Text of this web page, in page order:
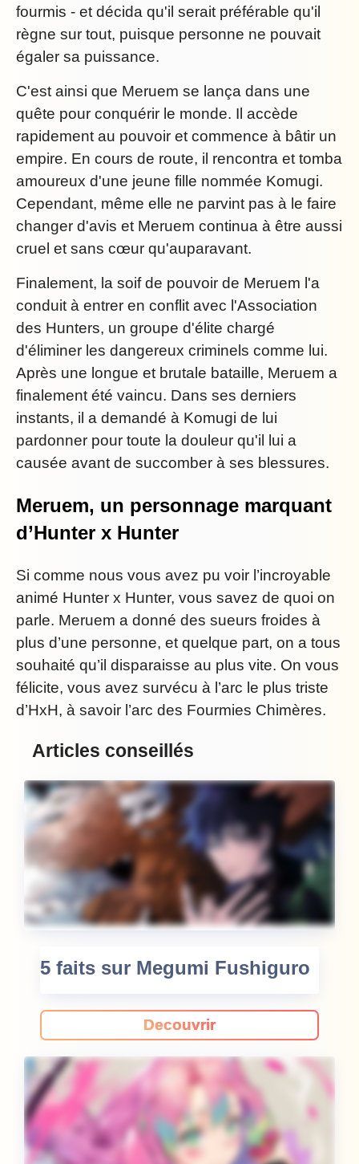
fourmis - et décida qu'il serait préférable qu'il
règne sur tout, puisque personne ne pouvait
égaler sa puissance.
C'est ainsi que Meruem se lança dans une
quête pour conquérir le monde. Il accède
rapidement au pouvoir et commence à bâtir un
empire. En cours de route, il rencontra et tomba
amoureux d'une jeune fille nommée Komugi.
Cependant, même elle ne parvint pas à le faire
changer d'avis et Meruem continua à être aussi
cruel et sans cœur qu'auparavant.
Finalement, la soif de pouvoir de Meruem l'a
conduit à entrer en conflit avec l'Association
des Hunters, un groupe d'élite chargé
d'éliminer les dangereux criminels comme lui.
Après une longue et brutale bataille, Meruem a
finalement été vaincu. Dans ses derniers
instants, il a demandé à Komugi de lui
pardonner pour toute la douleur qu'il lui a
causée avant de succomber à ses blessures.
Meruem, un personnage marquant
d’Hunter x Hunter
Si comme nous vous avez pu voir l’incroyable
animé Hunter x Hunter, vous savez de quoi on
parle. Meruem a donné des sueurs froides à
plus d’une personne, et quelque part, on a tous
souhaité qu’il disparaisse au plus vite. On vous
félicite, vous avez survécu à l’arc le plus triste
d’HxH, à savoir l’arc des Fourmies Chimères.
Articles conseillés
5 faits sur Megumi Fushiguro
Decouvrir